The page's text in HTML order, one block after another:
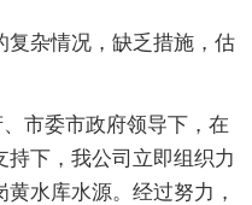
复杂情况，缺乏措施，估
市委市政府领导下，在
下，我公司立即组织力
水库水源。经过努力，